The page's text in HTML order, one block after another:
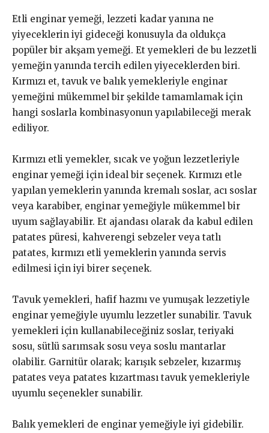
Etli enginar yemeği, lezzeti kadar yanına ne
yiyeceklerin iyi gideceği konusuyla da oldukça
popüler bir akşam yemeği. Et yemekleri de bu lezzetli
yemeğin yanında tercih edilen yiyeceklerden biri.
Kırmızı et, tavuk ve balık yemekleriyle enginar
yemeğini mükemmel bir şekilde tamamlamak için
hangi soslarla kombinasyonun yapılabileceği merak
ediliyor.
Kırmızı etli yemekler, sıcak ve yoğun lezzetleriyle
enginar yemeği için ideal bir seçenek. Kırmızı etle
yapılan yemeklerin yanında kremalı soslar, acı soslar
veya karabiber, enginar yemeğiyle mükemmel bir
uyum sağlayabilir. Et ajandası olarak da kabul edilen
patates püresi, kahverengi sebzeler veya tatlı
patates, kırmızı etli yemeklerin yanında servis
edilmesi için iyi birer seçenek.
Tavuk yemekleri, hafif hazmı ve yumuşak lezzetiyle
enginar yemeğiyle uyumlu lezzetler sunabilir. Tavuk
yemekleri için kullanabileceğiniz soslar, teriyaki
sosu, sütlü sarımsak sosu veya soslu mantarlar
olabilir. Garnitür olarak; karışık sebzeler, kızarmış
patates veya patates kızartması tavuk yemekleriyle
uyumlu seçenekler sunabilir.
Balık yemekleri de enginar yemeğiyle iyi gidebilir.